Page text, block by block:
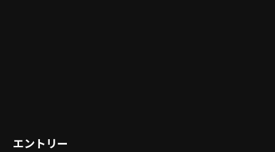
エントリー